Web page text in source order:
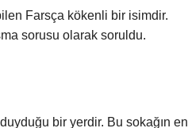
Farsça kökenli bir isimdir.
sorusu olarak soruldu.
bir yerdir. Bu sokağın en